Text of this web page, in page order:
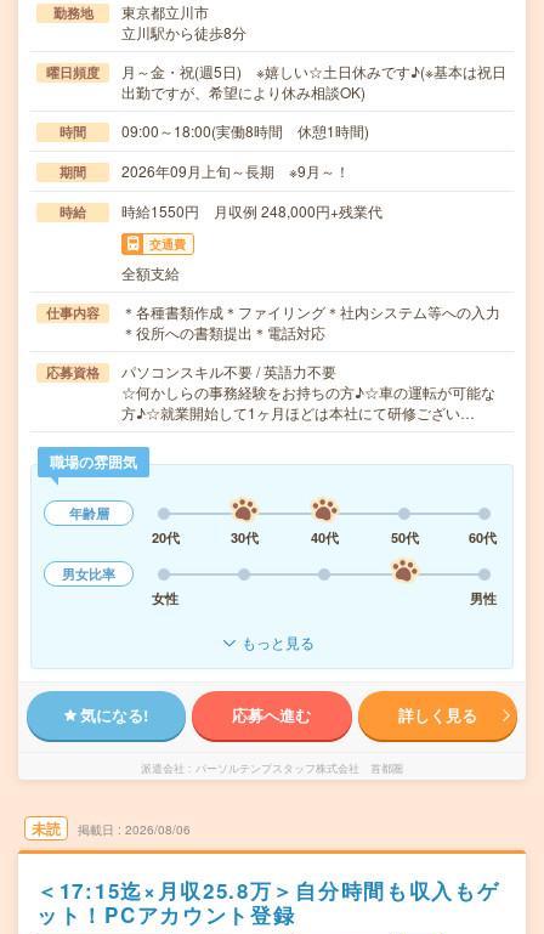
勤務地
東京都立川市
立川駅から徒歩8分
曜日頻度
月～金・祝(週5日) ※嬉しい☆土日休みです♪(※基本は祝日
出勤ですが、希望により休み相談OK)
時間 09:00～18:00(実働8時間 休憩1時間)
期間 2026年09月上旬～長期 ※9月～！
時給 時給1550円 月収例 248,000円+残業代
交通費
全額支給
仕事内容
＊各種書類作成＊ファイリング＊社内システム等への入力
＊役所への書類提出＊電話対応
応募資格
パソコンスキル不要 / 英語力不要
☆何かしらの事務経験をお持ちの方♪☆車の運転が可能な
方♪☆就業開始して1ヶ月ほどは本社にて研修ござい…
職場の雰囲気
年齢層
20代
30代 40代 50代
60代
男女比率
女性
男性
もっと見る
気になる! 応募へ進む 詳しく見る
派遣会社 パーソルテンプスタッフ株式会社 首都圏
未読 掲載日 2026/08/06
＜17:15迄×月収25.8万＞自分時間も収入もゲ
ット！PCアカウント登録